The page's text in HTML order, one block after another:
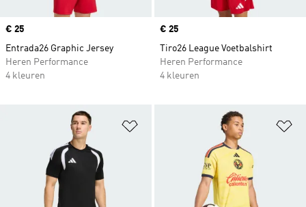
Price
€ 25
Entrada26 Graphic Jersey
Heren Performance
4 kleuren
Price
€ 25
Tiro26 League Voetbalshirt
Heren Performance
4 kleuren
Op verlanglijst zetten